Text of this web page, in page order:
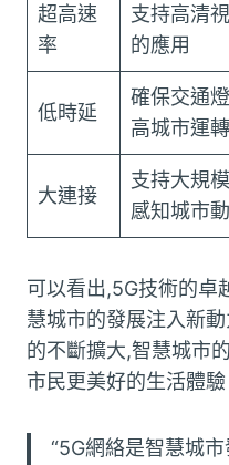
超高速
率
支持高清
的應用
低時延
確保交通
高城市運
大連接
支持大規
感知城市
可以看出,5G技術的卓
慧城市的發展注入新
的不斷擴大,智慧城市
市民更美好的生活體驗
“5G網絡是智慧城